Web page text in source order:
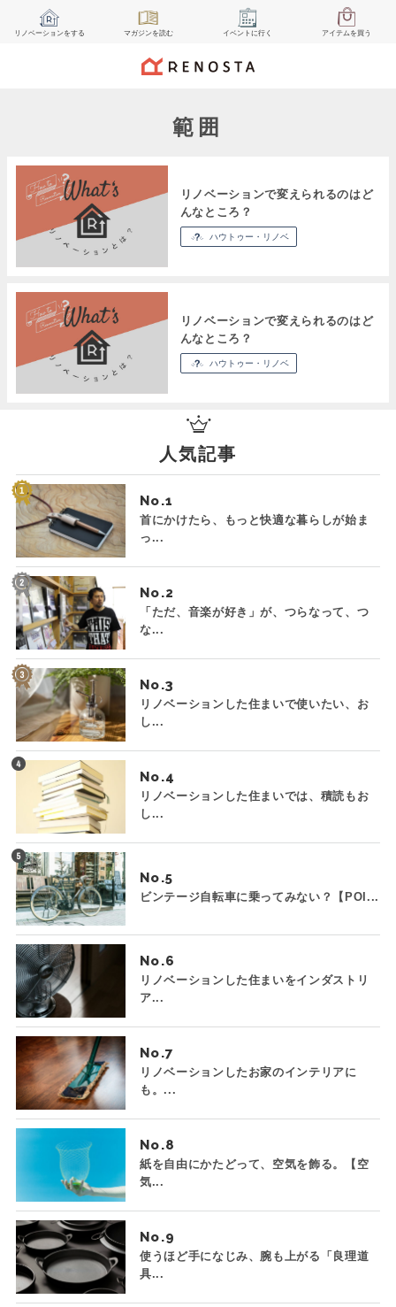
リノベーションをする マガジンを読む イベント に行く アイテムを買う
範囲
リノベーションで変えられるのはど
んなところ？
ハウトゥー・リノベ
リノベーションで変えられるのはど
んなところ？
ハウトゥー・リノベ
人気記事
No.
首にかけたら、もっと快適な暮らしが始ま
っ...
No.
「ただ、音楽が好き」が、つらなって、つ
な...
No.
リノベーションした住まいで使いたい、お
し...
No.
リノベーションした住まいでは、積読もお
し...
No.
ビンテージ自転車に乗ってみない？【POI...
No.
リノベーションした住まいをインダストリ
ア...
No.
リノベーションしたお家のインテリアに
も。...
No.
紙を自由にかたどって、空気を飾る。【空
気...
No.
使うほど手になじみ、腕も上がる「良理道
具...